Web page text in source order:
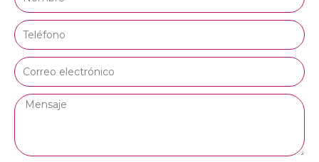
Teléfono
Correo
electrónico
Mensaje